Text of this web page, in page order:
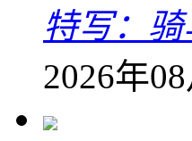
特写：
2026年